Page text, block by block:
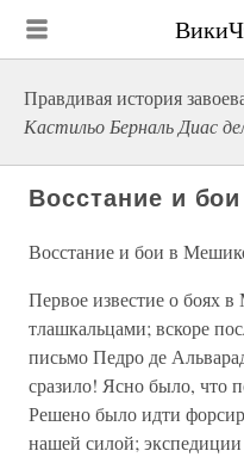
Правдивая история
Кастильо Берналь Диас
Восстание и
Восстание и бои в
Первое известие о боях
тлашкальцами; вскоре
письмо Педро де
сразило! Ясно было, что
Решено было идти
нашей силой;